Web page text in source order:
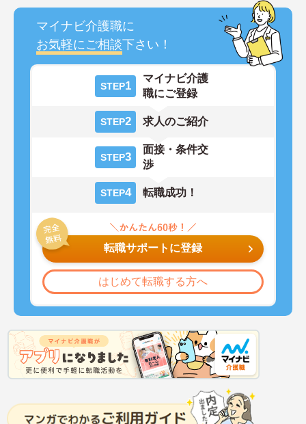
マイナビ介護職に
お気軽にご相談下さい！
STEP1
マイナビ介護
職にご登録
STEP2 求人のご紹介
STEP3
面接・条件交
渉
STEP4 転職成功！
転職サポートに登録
はじめて転職する方へ